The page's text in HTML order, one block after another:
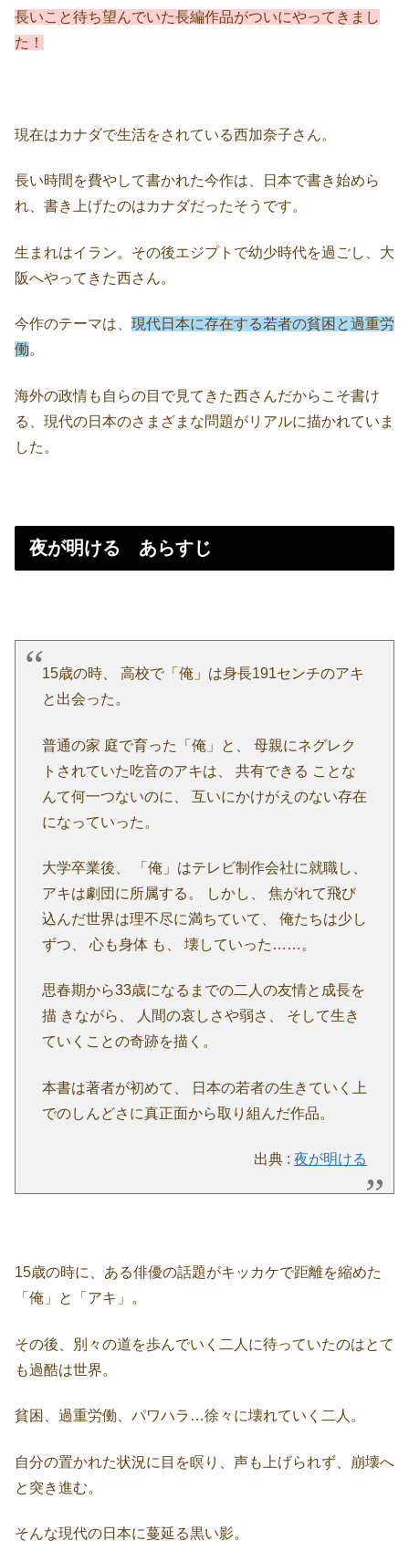
長いこと待ち望んでいた長編作品がついにやってきまし
た！
現在はカナダで生活をされている西加奈子さん。
長い時間を費やして書かれた今作は、日本で書き始めら
れ、書き上げたのはカナダだったそうです。
生まれはイラン。その後エジプトで幼少時代を過ごし、大
阪へやってきた西さん。
今作のテーマは、 現代日本に存在する若者の貧困と過重労
働。
海外の政情も自らの目で見てきた西さんだからこそ書け
る、現代の日本のさまざまな問題がリアルに描かれていま
した。
夜が明ける あらすじ
15歳の時、 高校で「俺」は身長191センチのアキ
と出会った。
普通の家 庭で育った「俺」と、 母親にネグレク
トされていた吃音のアキは、 共有できる ことな
んて何一つないのに、 互いにかけがえのない存在
になっていった。
大学卒業後、 「俺」はテレビ制作会社に就職し、
アキは劇団に所属する。 しかし、 焦がれて飛び
込んだ世界は理不尽に満ちていて、 俺たちは少し
ずつ、 心も身体 も、 壊していった……。
思春期から33歳になるまでの二人の友情と成長を
描 きながら、 人間の哀しさや弱さ、 そして生き
ていくことの奇跡を描く。
本書は著者が初めて、 日本の若者の生きていく上
でのしんどさに真正面から取り組んだ作品。
出典 :夜が明ける
15歳の時に、ある俳優の話題がキッカケで距離を縮めた
「俺」と「アキ」。
その後、別々の道を歩んでいく二人に待っていたのはとて
も過酷は世界。
貧困、過重労働、パワハラ…徐々に壊れていく二人。
自分の置かれた状況に目を瞑り、声も上げられず、崩壊へ
と突き進む。
そんな現代の日本に蔓延る黒い影。